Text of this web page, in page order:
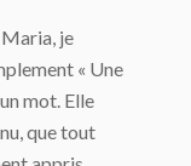
je
« Une
mot. Elle
que tout